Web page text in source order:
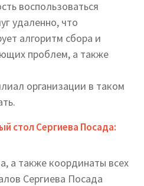
воспользоваться
удаленно, что
алгоритм сбора и
проблем, а также
организации в таком
стол Сергиева Посада:
а также координаты всех
Сергиева Посада